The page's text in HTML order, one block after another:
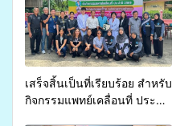
เสร็จสิ้นเป็นที่เรียบร้อย สำหรับ
กิจกรรมแพทย์เคลื่อนที่ ประจำ